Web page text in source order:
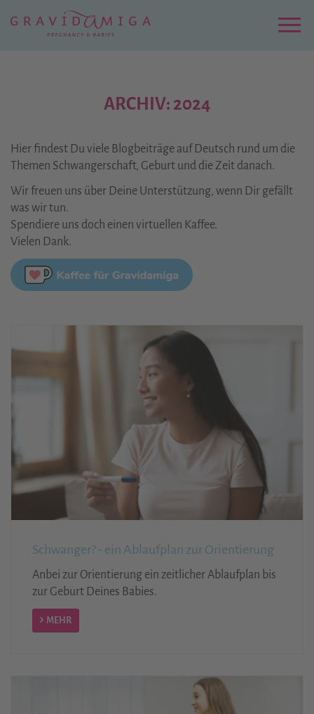
Hauptinhalt
ARCHIV: 2024
Hier findest Du viele Blogbeiträge auf Deutsch rund um die
Themen Schwangerschaft, Geburt und die Zeit danach.
Wir freuen uns über Deine Unterstützung, wenn Dir gefällt
was wir tun.
Spendiere uns doch einen virtuellen Kaffee.
Vielen Dank.
Schwanger? - ein Ablaufplan zur Orientierung
Anbei zur Orientierung ein zeitlicher Ablaufplan bis
zur Geburt Deines Babies.
MEHR